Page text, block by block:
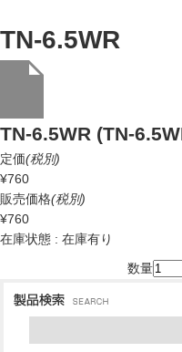
TN-6.5WR
TN-6.5WR (TN-
定価(税別)
¥760
販売価格(税別)
¥760
在庫状態 : 在庫有り
数量